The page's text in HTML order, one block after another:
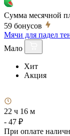
Сумма месячной
59 бонусов
Мячи для падел
Мало
Хит
Акция
22 ч 16 м
- 47 ₽
При оплате